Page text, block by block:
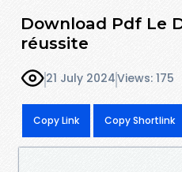
Download Pdf Le
réussite
21 July 2024Views: 175
Copy Link Copy Shortlink